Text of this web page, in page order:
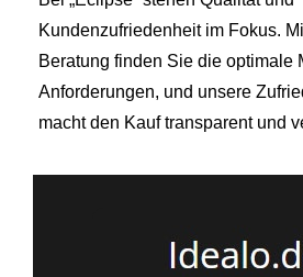
Kundenzufriedenheit im Fokus.
Beratung finden Sie die optimale
Anforderungen, und unsere
macht den Kauf transparent und